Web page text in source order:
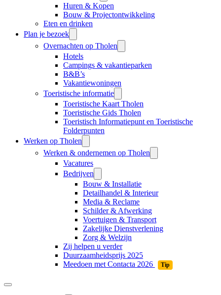
Huren & Kopen
Bouw & Projectontwikkeling
Eten en drinken
Plan je bezoek
Overnachten op Tholen
Hotels
Campings & vakantieparken
B&B’s
Vakantiewoningen
Toeristische informatie
Toeristische Kaart Tholen
Toeristische Gids Tholen
Toeristisch Informatiepunt en Toeristische
Folderpunten
Werken op Tholen
Werken & ondernemen op Tholen
Vacatures
Bedrijven
Bouw & Installatie
Detailhandel & Interieur
Media & Reclame
Schilder & Afwerking
Voertuigen & Transport
Zakelijke Dienstverlening
Zorg & Welzijn
Zij helpen u verder
Duurzaamheidsprijs 2025
Meedoen met Contacta 2026
Tip